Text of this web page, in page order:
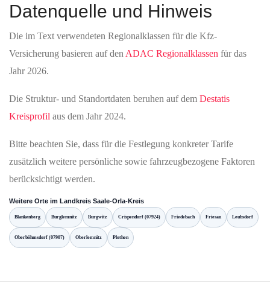
Datenquelle und Hinweis
Die im Text verwendeten Regionalklassen für die Kfz-
Versicherung basieren auf den ADAC Regionalklassen für das
Jahr 2026.
Die Struktur- und Standortdaten beruhen auf dem Destatis
Kreisprofil aus dem Jahr 2024.
Bitte beachten Sie, dass für die Festlegung konkreter Tarife
zusätzlich weitere persönliche sowie fahrzeugbezogene Faktoren
berücksichtigt werden.
Weitere Orte im Landkreis Saale-Orla-Kreis
Blankenberg Burglemnitz Burgwitz Crispendorf (07924) Friedebach Friesau Leubsdorf
Oberböhmsdorf (07907) Oberlemnitz Plothen